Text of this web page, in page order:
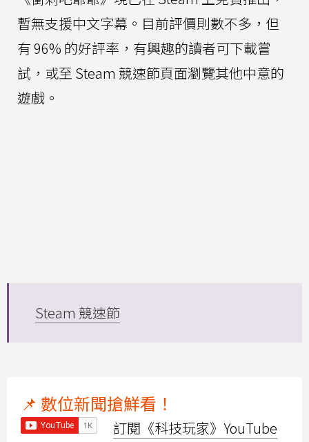
暫無支援中文字幕。目前評價則數不多，但
有 96% 的好評率，有興趣的讀者可下載嘗
試，或至 Steam 競速節頁面瀏覽其他中意的
遊戲。
Steam 競速節
📌 數位新聞搶鮮看！
訂閱《科技玩家》YouTube